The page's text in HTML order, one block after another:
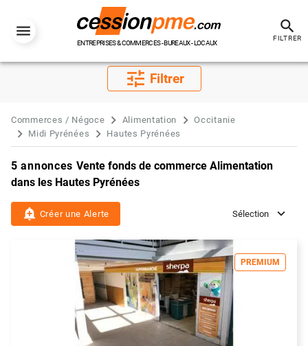
ENTREPRISES & COMMERCES - BUREAUX - LOCAUX
search
FILTRER
tune Filtrer
Commerces / Négoce Alimentation
Occitanie
Midi Pyrénées
Hautes Pyrénées
5 annonces Vente fonds de commerce Alimentation
dans les Hautes Pyrénées
add_alert Créer une Alerte Sélection
PREMIUM